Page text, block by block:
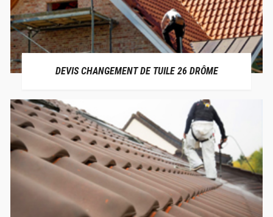
DEVIS CHANGEMENT DE TUILE 26 DRÔME